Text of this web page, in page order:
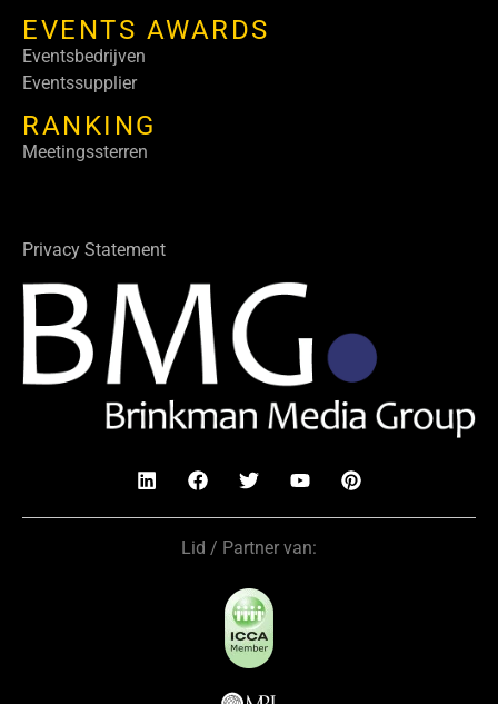
EVENTS AWARDS
Eventsbedrijven
Eventssupplier
RANKING
Meetingssterren
Privacy Statement
Lid / Partner van: